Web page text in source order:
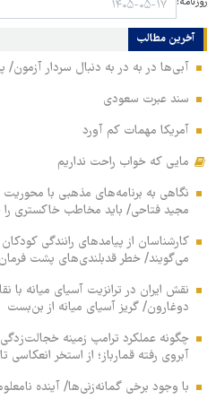
آخرین مطالب
آبی‌ها در به در به دنبال سردار
سند عبرت سعودی
آمریکا مهمات کم آورد
مایی که خواب راحت نداریم
نگاهی به برنامه‌های مذهبی با
مجید فتاحی/ باید مخاطب خاکستری
کارشناسان از پیامدهای رانندگی
می‌گویند/ خطر قدبلندی‌های پشت
نقش ایران در ترانزیت آسیای میانه
دوغارون/ گریز آسیای میانه از بن‌بست
چگونه عملکرد ترامپ زمینه
آبروی رفته قمارباز؛ از استخر انعکاسی
با وجود برخی گمانه‌زنی‌ها/ آینده